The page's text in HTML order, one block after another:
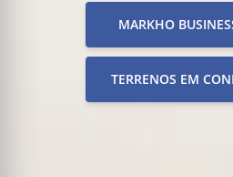
MARKHO
TERRENOS EM